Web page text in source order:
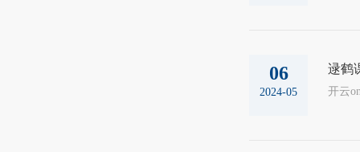
06
2024-05
逯鹤